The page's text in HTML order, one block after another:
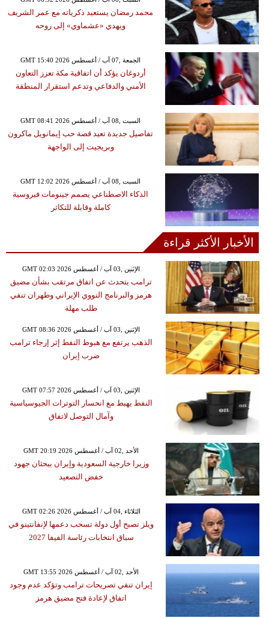
محمد رمضان يستعيد ذكرياته مع عمر الشريف
ويهدي «عشماوي» إلى روحه
GMT 15:40 2026 الجمعة ,07 آب / أغسطس
أردوغان يؤكد أن اتفاقية مكة تعزز التعاون
الأمني والدفاعي وتدعم استقرار المنطقة
GMT 08:41 2026 السبت ,08 آب / أغسطس
تفاصيل جديدة تعيد قصة حب إيمانويل ماكرون
وبريجيت إلى الواجهة
GMT 12:02 2026 السبت ,08 آب / أغسطس
الذكاء الاصطناعي يصمم جينومات فيروسية
كاملة وقابلة للتكاثر
الأخبار الأكثر قراءة
GMT 02:03 2026 الإثنين ,03 آب / أغسطس
ترامب يتحدث عن اتفاق مرتقب بشأن مضيق
هرمز والبرنامج النووي الإيراني وطهران تنفي
طلب مهلة
GMT 08:36 2026 الإثنين ,03 آب / أغسطس
الذهب يرتفع مع هبوط النفط إثر إرجاء ترامب
ضرب إيران
GMT 07:57 2026 الإثنين ,03 آب / أغسطس
النفط يهبط مع انحسار التوترات الجيوسياسية
وآمال التوصل لاتفاق
GMT 20:19 2026 الأحد ,02 آب / أغسطس
وزيرا خارجية السعودية وإيران يبحثان جهود
خفض التصعيد
GMT 02:26 2026 الثلاثاء ,04 آب / أغسطس
ويلز تصبح أول دولة تسحب دعمها لإنفانتينو في
سباق انتخابات رئاسة الفيفا 2027
GMT 13:55 2026 الأحد ,02 آب / أغسطس
إيران تنفي تصريحات ترامب وتؤكد عدم وجود
اتفاق لإعادة فتح مضيق هرمز